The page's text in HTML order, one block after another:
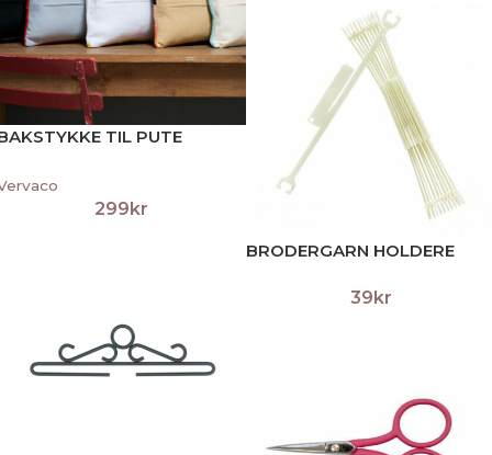
TIL PUTE
299kr
BRODERGARN HOLDERE
39kr